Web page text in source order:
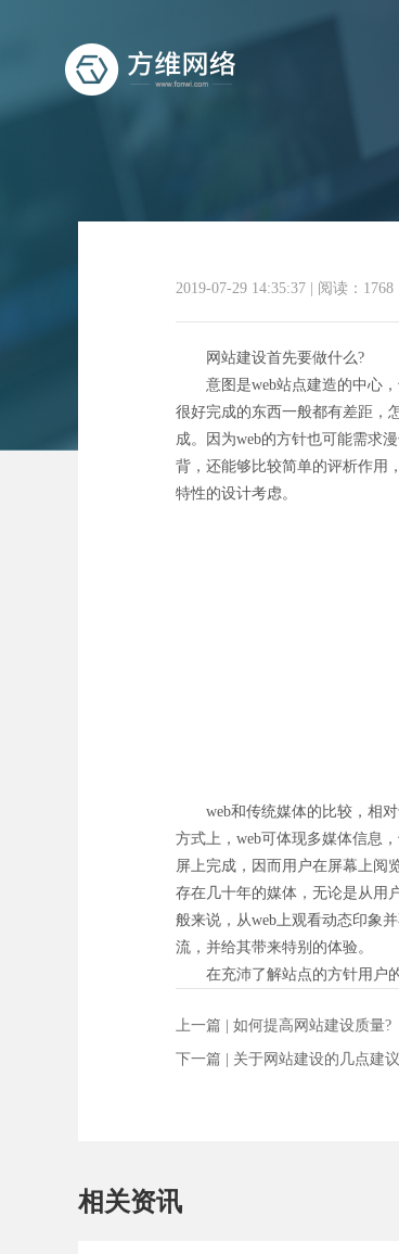
2019-07-29 14:35:37 | 阅读：1768
网站建设首先要做什么?
意图是web站点建造的中心，
很好完成的东西一般都有差距，
成。因为web的方针也可能需求
背，还能够比较简单的评析作用
特性的设计考虑。
web和传统媒体的比较，相对
方式上，web可体现多媒体信息
屏上完成，因而用户在屏幕上阅
存在几十年的媒体，无论是从用
般来说，从web上观看动态印象
流，并给其带来特别的体验。
在充沛了解站点的方针用户的
上一篇 | 如何提高网站建设质量?
下一篇 | 关于网站建设的几点建议
相关资讯